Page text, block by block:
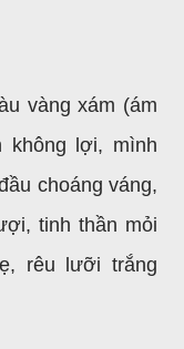
vàng xám (ám
không lợi, mình
choáng váng,
tinh thần mỏi
rêu lưỡi trắng